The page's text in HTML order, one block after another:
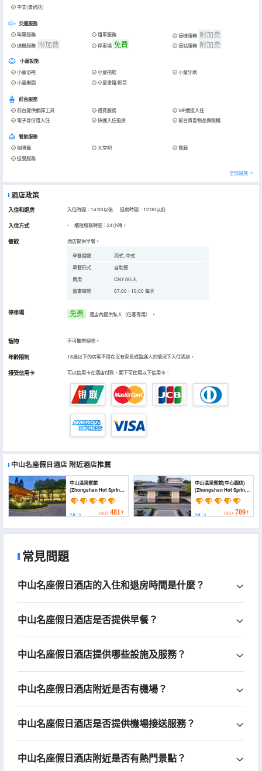
中文(普通話)
交通服務
叫車服務 租車服務 接機服務 附加费
送機服務 附加费 停車場 免費 接站服務 附加费
小童設施
小童浴袍 小童拖鞋
小童牙刷
小童樂園
小童書籍/影音
前台服務
前台提供翻譯工具 禮賓服務
VIP通道入住
電子身份證入住
快速入住退房 前台貴重物品保險櫃
餐飲服務
咖啡廳 大堂吧
餐廳
送餐服務
全部設施
酒店政策
入住和退房 入住時間：14:00以後 退房時間：12:00以前
入住方式 櫃枱服務時間：24小時。
餐飲 酒店提供早餐。
早餐種類
西式, 中式
早餐形式
自助餐
費用
CNY 80/人
營業時間
07:00 - 10:00 每天
停車場 免费 酒店內提供私人（住客專用） 。
寵物 不可攜帶寵物。
年齡限制 18歲以下的房客不得在沒有家長或監護人的情況下入住酒店。
接受信用卡 可以信用卡在酒店付款，閣下可使用以下信用卡：
中山名座假日酒店 附近酒店推薦
中山温泉賓館
(Zhongshan Hot Spring
Resort)
4.6 / 5 HKD 481+
中山温泉賓館(中心園店)
(Zhongshan Hot Spring
Hotel (Central Park))
4.6/ 5 HKD 709+
常見問題
中山名座假日酒店的入住和退房時間是什麼？
中山名座假日酒店是否提供早餐？
中山名座假日酒店提供哪些設施及服務？
中山名座假日酒店附近是否有機場？
中山名座假日酒店是否提供機場接送服務？
中山名座假日酒店附近是否有熱門景點？